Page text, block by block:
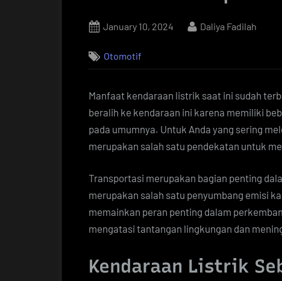
Posted
January 10, 2024 By
Daliya Fadilah
Otomotif
Manfaat kendaraan listrik saat ini sudah
beralih ke kendaraan ini karena memiliki
pada umumnya. Untuk Anda yang sering
merupakan salah satu pendekatan untuk
Transportasi merupakan bagian penting
merupakan salah satu penyumbang emisi
memainkan peran penting dalam
mengatasi tantangan lingkungan dan
Kendaraan Listrik